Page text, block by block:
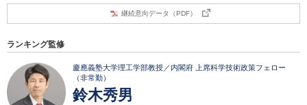
継続意向データ（PDF）
ランキング監修
慶應義塾大学理工学部教授／内閣府 上席科学技術政策フェロー
（非常勤）
鈴木秀男